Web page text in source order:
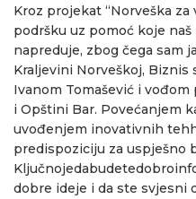
Kroz projekat “Norveška za
podršku uz pomoć koje
napreduje, zbog čega sam
Kraljevini Norveškoj,
Ivanom Tomašević i
i Opštini Bar. Povećanjem
uvođenjem inovativnih
predispoziciju za uspješno
dobre ideje i da ste svjesni